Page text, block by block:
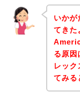
いかが
てきた
る原因
レッ
てみる